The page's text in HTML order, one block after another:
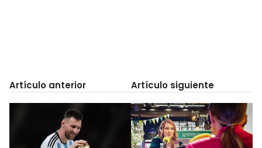
Artículo anterior Artículo siguiente